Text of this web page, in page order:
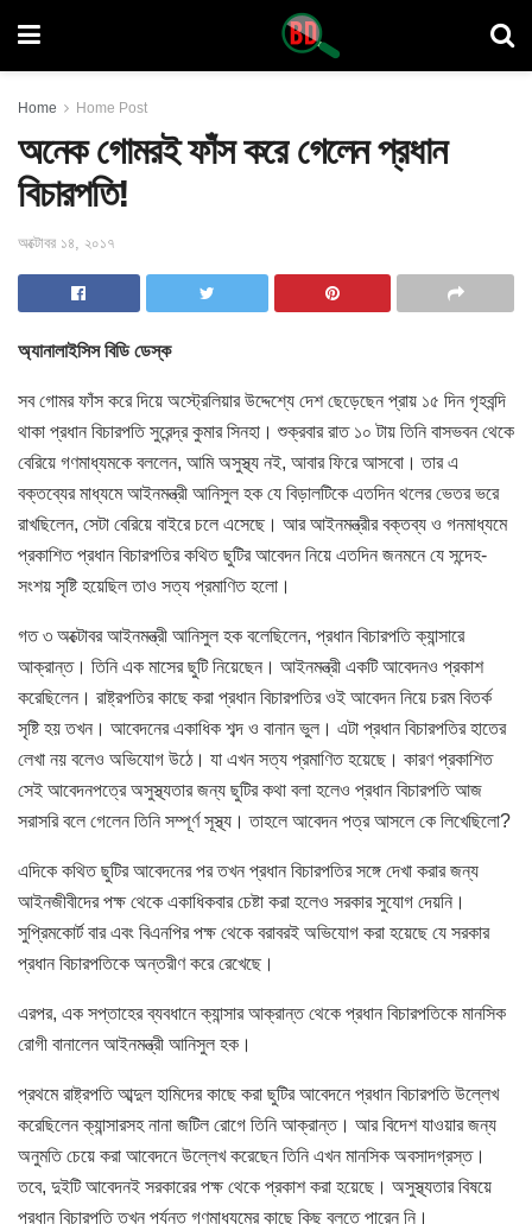
Home Home Post
অনেক গোমরই ফাঁস করে গেলেন প্রধান
বিচারপতি!
অক্টোবর ১৪, ২০১৭
অ্যানালাইসিস বিডি ডেস্ক
সব গোমর ফাঁস করে দিয়ে অস্ট্রেলিয়ার উদ্দেশ্যে দেশ ছেড়েছেন প্রায় ১৫ দিন গৃহবন্দি
থাকা প্রধান বিচারপতি সুরেন্দ্র কুমার সিনহা। শুক্রবার রাত ১০ টায় তিনি বাসভবন থেকে
বেরিয়ে গণমাধ্যমকে বললেন, আমি অসুস্থ্য নই, আবার ফিরে আসবো। তার এ
বক্তব্যের মাধ্যমে আইনমন্ত্রী আনিসুল হক যে বিড়ালটিকে এতদিন থলের ভেতর ভরে
রাখছিলেন, সেটা বেরিয়ে বাইরে চলে এসেছে। আর আইনমন্ত্রীর বক্তব্য ও গনমাধ্যমে
প্রকাশিত প্রধান বিচারপতির কথিত ছুটির আবেদন নিয়ে এতদিন জনমনে যে সন্দেহ-
সংশয় সৃষ্টি হয়েছিল তাও সত্য প্রমাণিত হলো।
গত ৩ অক্টোবর আইনমন্ত্রী আনিসুল হক বলেছিলেন, প্রধান বিচারপতি ক্যান্সারে
আক্রান্ত। তিনি এক মাসের ছুটি নিয়েছেন। আইনমন্ত্রী একটি আবেদনও প্রকাশ
করেছিলেন। রাষ্ট্রপতির কাছে করা প্রধান বিচারপতির ওই আবেদন নিয়ে চরম বিতর্ক
সৃষ্টি হয় তখন। আবেদনের একাধিক শব্দ ও বানান ভুল। এটা প্রধান বিচারপতির হাতের
লেখা নয় বলেও অভিযোগ উঠে। যা এখন সত্য প্রমাণিত হয়েছে। কারণ প্রকাশিত
সেই আবেদনপত্রে অসুস্থ্যতার জন্য ছুটির কথা বলা হলেও প্রধান বিচারপতি আজ
সরাসরি বলে গেলেন তিনি সম্পূর্ণ সূস্থ্য। তাহলে আবেদন পত্র আসলে কে লিখেছিলো?
এদিকে কথিত ছুটির আবেদনের পর তখন প্রধান বিচারপতির সঙ্গে দেখা করার জন্য
আইনজীবীদের পক্ষ থেকে একাধিকবার চেষ্টা করা হলেও সরকার সুযোগ দেয়নি।
সুপ্রিমকোর্ট বার এবং বিএনপির পক্ষ থেকে বরাবরই অভিযোগ করা হয়েছে যে সরকার
প্রধান বিচারপতিকে অন্তরীণ করে রেখেছে।
এরপর, এক সপ্তাহের ব্যবধানে ক্যান্সার আক্রান্ত থেকে প্রধান বিচারপতিকে মানসিক
রোগী বানালেন আইনমন্ত্রী আনিসুল হক।
প্রথমে রাষ্ট্রপতি আব্দুল হামিদের কাছে করা ছুটির আবেদনে প্রধান বিচারপতি উল্লেখ
করেছিলেন ক্যান্সারসহ নানা জটিল রোগে তিনি আক্রান্ত। আর বিদেশ যাওয়ার জন্য
অনুমতি চেয়ে করা আবেদনে উল্লেখ করেছেন তিনি এখন মানসিক অবসাদগ্রস্ত।
তবে, দুইটি আবেদনই সরকারের পক্ষ থেকে প্রকাশ করা হয়েছে। অসুস্থ্যতার বিষয়ে
প্রধান বিচারপতি তখন পর্যন্ত গণমাধ্যমের কাছে কিছু বলতে পারেন নি।